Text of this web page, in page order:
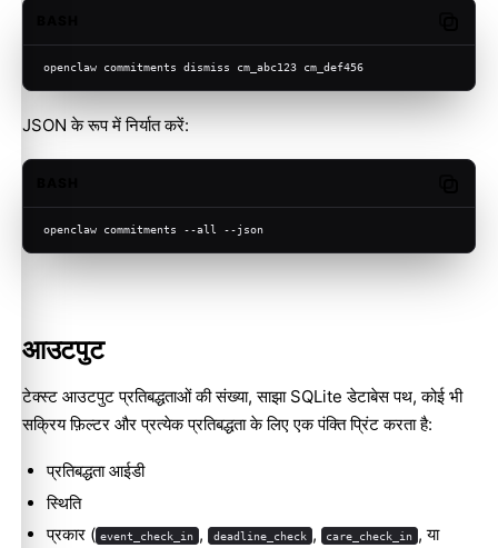
openclaw commitments dismiss cm_abc123 cm_def456
JSON के रूप में निर्यात करें:
openclaw commitments --all --json
आउटपुट
टेक्स्ट आउटपुट प्रतिबद्धताओं की संख्या, साझा SQLite डेटाबेस पथ, कोई भी
सक्रिय फ़िल्टर और प्रत्येक प्रतिबद्धता के लिए एक पंक्ति प्रिंट करता है:
प्रतिबद्धता आईडी
स्थिति
प्रकार ( event_check_in , deadline_check , care_check_in , या